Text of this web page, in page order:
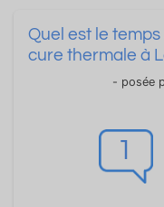
1
Quel est le
cure thermale à
- posée